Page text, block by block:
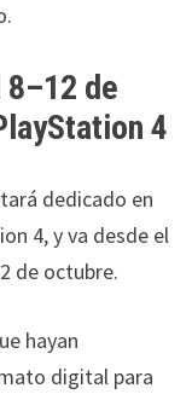
de
4
dedicado en
4, y va desde el
de octubre.
hayan
digital para